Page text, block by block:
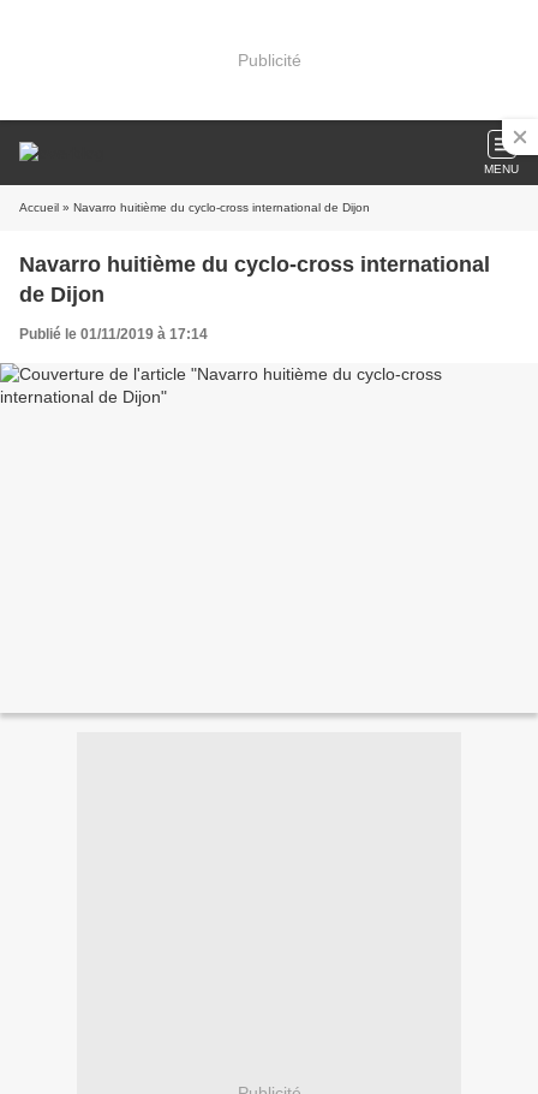
Publicité
MENU
Accueil » Navarro huitième du cyclo-cross international de Dijon
Navarro huitième du cyclo-cross international
de Dijon
Publié le 01/11/2019 à 17:14